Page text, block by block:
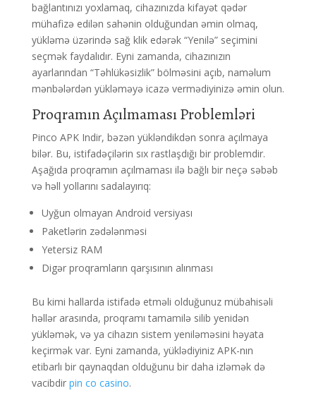
bağlantınızı yoxlamaq, cihazınızda kifayət qədər
mühafizə edilən sahənin olduğundan əmin olmaq,
yükləmə üzərində sağ klik edərək “Yenilə” seçimini
seçmək faydalıdır. Eyni zamanda, cihazınızın
ayarlarından “Təhlükəsizlik” bölməsini açıb, naməlum
mənbələrdən yükləməyə icazə vermədiyinizə əmin olun.
Proqramın Açılmaması Problemləri
Pinco APK Indir, bəzən yükləndikdən sonra açılmaya
bilər. Bu, istifadəçilərin sıx rastlaşdığı bir problemdir.
Aşağıda proqramın açılmaması ilə bağlı bir neçə səbəb
və həll yollarını sadalayırıq:
Uyğun olmayan Android versiyası
Paketlərin zədələnməsi
Yetersiz RAM
Digər proqramların qarşısının alınması
Bu kimi hallarda istifadə etməli olduğunuz mübahisəli
həllər arasında, proqramı tamamilə silib yenidən
yükləmək, və ya cihazın sistem yeniləməsini həyata
keçirmək var. Eyni zamanda, yüklədiyiniz APK-nın
etibarlı bir qaynaqdan olduğunu bir daha izləmək də
vacibdir pin co casino.